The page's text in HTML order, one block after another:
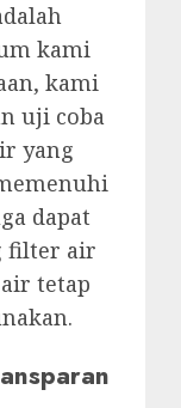
kami
kami
uji coba
yang
dapat
filter air
tetap